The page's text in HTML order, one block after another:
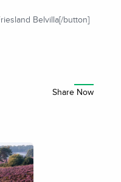
Belvilla[/button]